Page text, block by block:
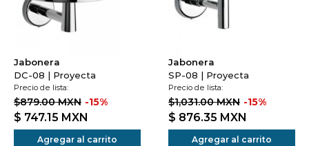
Jabonera
DC-08 | Proyecta
Precio de lista:
$879.00 MXN -15%
$ 747.15 MXN
Agregar al carrito
Jabonera
SP-08 | Proyecta
Precio de lista:
$1,031.00 MXN -15%
$ 876.35 MXN
Agregar al carrito